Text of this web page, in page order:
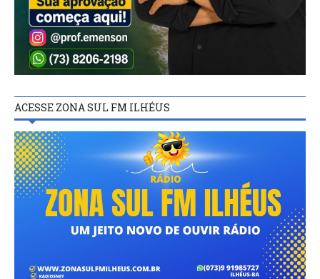
ACESSE ZONA SUL FM ILHÉUS